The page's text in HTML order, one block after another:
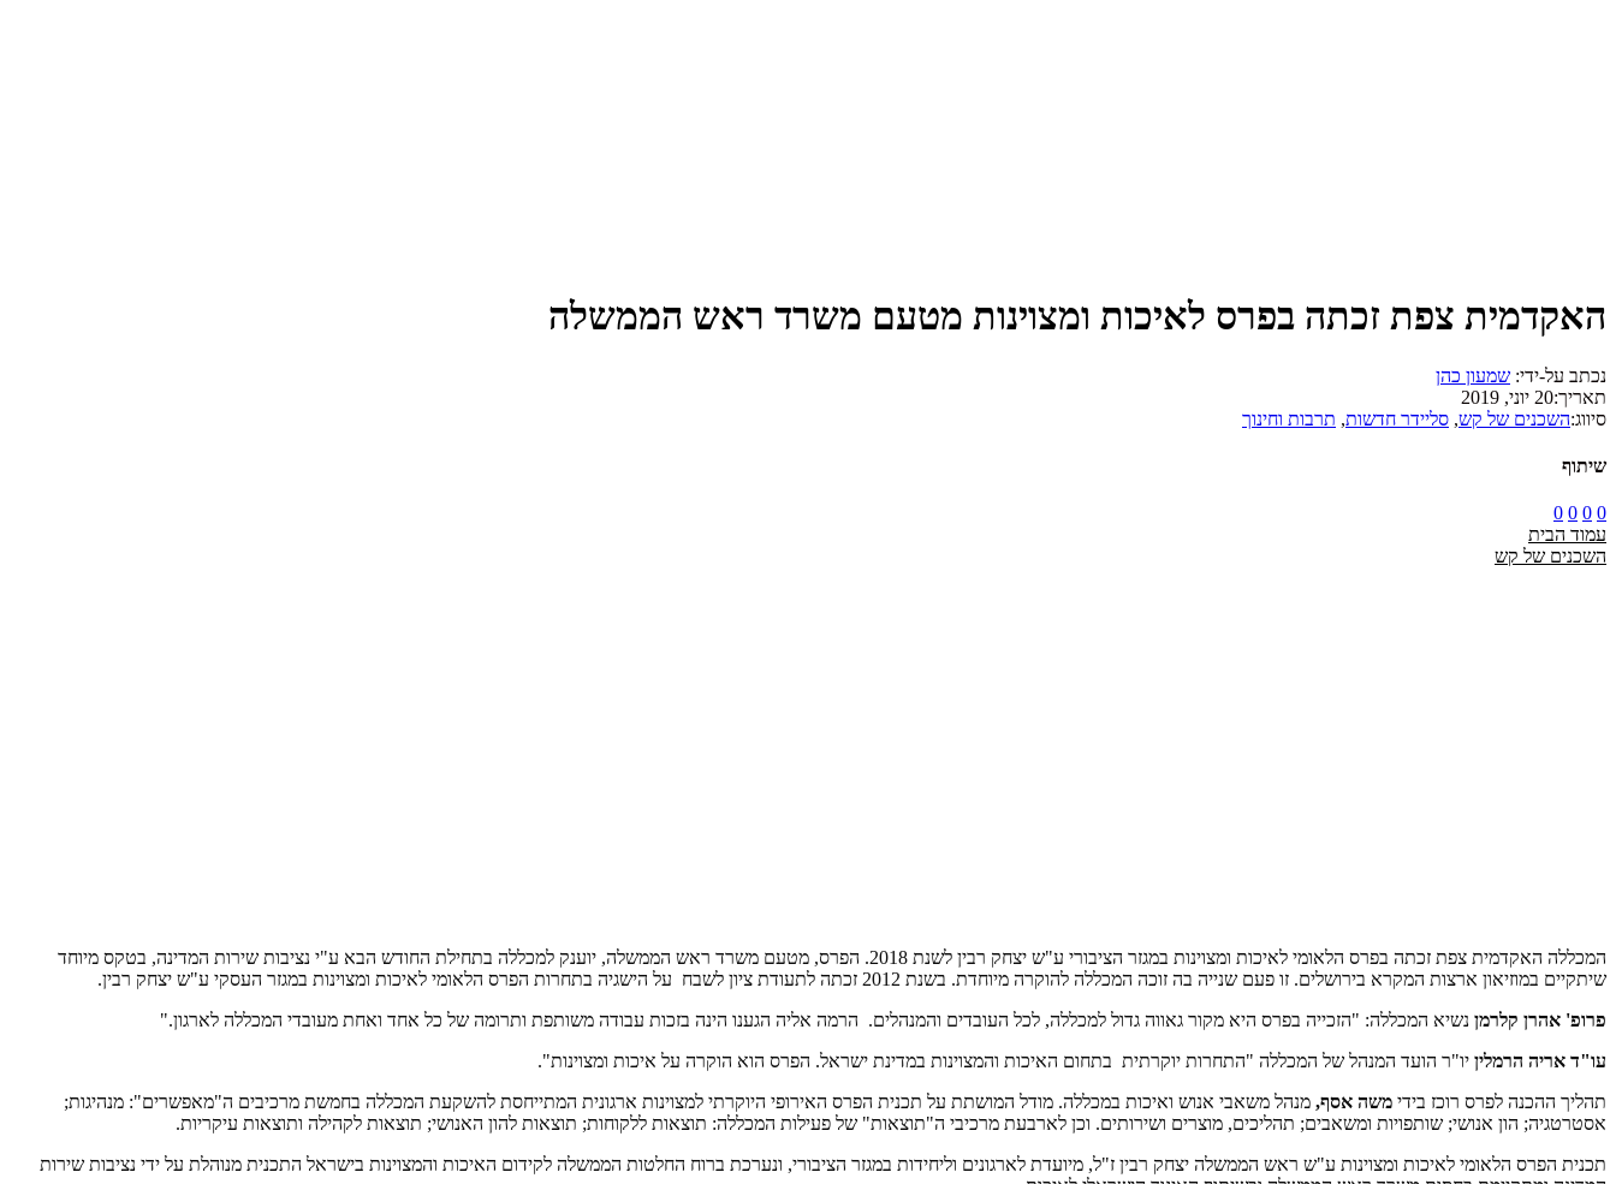
האקדמית צפת זכתה בפרס לאיכות ומצוינות מטעם משרד ראש הממשלה
נכתב על-ידי: שמעון כהן
תאריך:20 יוני, 2019
סיווג:השכנים של קש, סליידר חדשות, תרבות וחינוך
שיתוף
0
0
0
0
עמוד הבית
השכנים של קש
המכללה האקדמית צפת זכתה בפרס הלאומי לאיכות ומצוינות במגזר הציבורי ע"ש יצחק רבין לשנת 2018. הפרס, מטעם משרד ראש הממשלה, יוענק למכללה בתחילת החודש הבא ע"י נציבות שירות המדינה, בטקס מיוחד
שיתקיים במוזיאון ארצות המקרא בירושלים. זו פעם שנייה בה זוכה המכללה להוקרה מיוחדת. בשנת 2012 זכתה לתעודת ציון לשבח על הישגיה בתחרות הפרס הלאומי לאיכות ומצוינות במגזר העסקי ע"ש יצחק רבין.
פרופ' אהרן קלרמן נשיא המכללה: "הזכייה בפרס היא מקור גאווה גדול למכללה, לכל העובדים והמנהלים. הרמה אליה הגענו הינה בזכות עבודה משותפת ותרומה של כל אחד ואחת מעובדי המכללה לארגון."
עו"ד אריה הרמלין יו"ר הועד המנהל של המכללה "התחרות יוקרתית בתחום האיכות והמצוינות במדינת ישראל. הפרס הוא הוקרה על איכות ומצוינות".
תהליך ההכנה לפרס רוכז בידי משה אסף, מנהל משאבי אנוש ואיכות במכללה. מודל המושתת על תכנית הפרס האירופי היוקרתי למצוינות ארגונית המתייחסת להשקעת המכללה בחמשת מרכיבים ה"מאפשרים": מנהיגות;
אסטרטגיה; הון אנושי; שותפויות ומשאבים; תהליכים, מוצרים ושירותים. וכן לארבעת מרכיבי ה"תוצאות" של פעילות המכללה: תוצאות ללקוחות; תוצאות להון האנושי; תוצאות לקהילה ותוצאות עיקריות.
תכנית הפרס הלאומי לאיכות ומצוינות ע"ש ראש הממשלה יצחק רבין ז"ל, מיועדת לארגונים וליחידות במגזר הציבורי, ונערכת ברוח החלטות הממשלה לקידום האיכות והמצוינות בישראל התכנית מנוהלת על ידי נציבות שירות